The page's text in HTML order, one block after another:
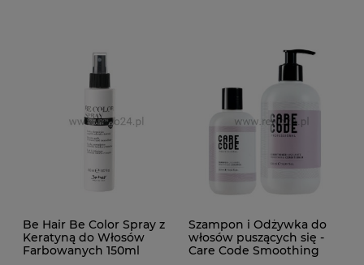
Be Hair Be Color Spray z
Keratyną do Włosów
Farbowanych 150ml
Szampon i Odżywka do
włosów puszących się -
Care Code Smoothing